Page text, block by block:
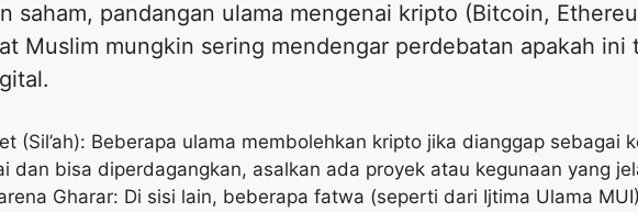
saham, pandangan ulama mengenai kripto (Bitcoin,
Muslim mungkin sering mendengar perdebatan apakah ini
(Sil’ah): Beberapa ulama membolehkan kripto jika dianggap sebagai
dan bisa diperdagangkan, asalkan ada proyek atau kegunaan yang
Gharar: Di sisi lain, beberapa fatwa (seperti dari Ijtima Ulama